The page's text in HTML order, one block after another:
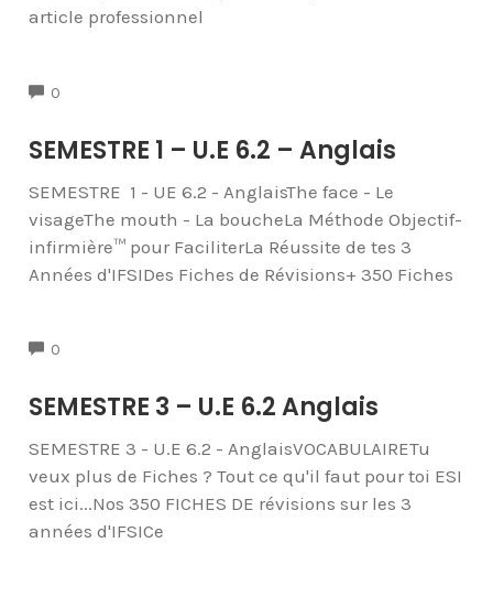
article professionnel
0
SEMESTRE 1 – U.E 6.2 – Anglais
SEMESTRE 1 - UE 6.2 - AnglaisThe face - Le
visageThe mouth - La boucheLa Méthode Objectif-
infirmière™ pour FaciliterLa Réussite de tes 3
Années d'IFSIDes Fiches de Révisions+ 350 Fiches
0
SEMESTRE 3 – U.E 6.2 Anglais
SEMESTRE 3 - U.E 6.2 - AnglaisVOCABULAIRETu
veux plus de Fiches ? Tout ce qu'il faut pour toi ESI
est ici...Nos 350 FICHES DE révisions sur les 3
années d'IFSICe